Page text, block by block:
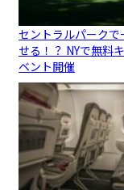
セントラルパークで
せる！？ NYで無料
ベント開催